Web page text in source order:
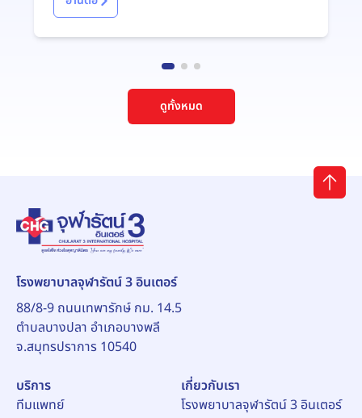
ดูทั้งหมด
โรงพยาบาลจุฬารัตน์ 3 อินเตอร์
88/8-9 ถนนเทพารักษ์ กม. 14.5
ตำบลบางปลา อำเภอบางพลี
จ.สมุทรปราการ 10540
บริการ
ทีมแพทย์
เกี่ยวกับเรา
โรงพยาบาลจุฬารัตน์ 3 อินเตอร์